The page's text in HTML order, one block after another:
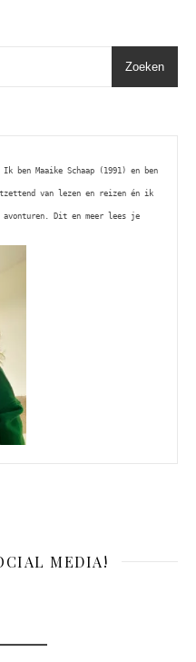
Zoeken
Maaike Schaap (1991) en ben
van lezen en reizen én ik
avonturen. Dit en meer lees je
MEDIA!